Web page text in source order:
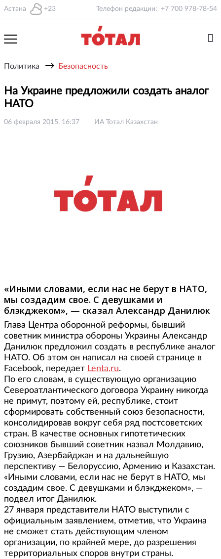
Астана +23 Телефон редакции: +7 700 978-78-54
Политика → Безопасность
На Украине предложили создать аналог
НАТО
06 февраля 2015, 16:37 ИА Тотал Казахстан
«Иными словами, если нас не берут в НАТО,
мы создадим свое. С девушками и
блэкджеком», — сказал Александр Данилюк
Глава Центра оборонной реформы, бывший
советник министра обороны Украины Александр
Данилюк предложил создать в республике аналог
НАТО. Об этом он написал на своей странице в
Facebook, передает Lenta.ru.
По его словам, в существующую организацию
Североатлантического договора Украину никогда
не примут, поэтому ей, республике, стоит
сформировать собственный союз безопасности,
консолидировав вокруг себя ряд постсоветских
стран. В качестве основных гипотетических
союзников бывший советник назвал Молдавию,
Грузию, Азербайджан и на дальнейшую
перспективу — Белоруссию, Армению и Казахстан.
«Иными словами, если нас не берут в НАТО, мы
создадим свое. С девушками и блэкджеком», —
подвел итог Данилюк.
27 января представители НАТО выступили с
официальным заявлением, отметив, что Украина
не сможет стать действующим членом
организации, по крайней мере, до разрешения
территориальных споров внутри страны.